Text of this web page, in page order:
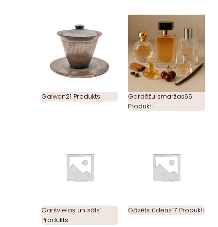
Gaiwan21 Produkts Gardēžu smaržas65
Produkti
Garšvielas un sāls1
Produkts
Gāzēts ūdens17 Produkti